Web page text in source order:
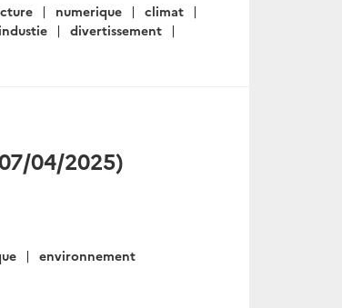
numerique
climat
industie
divertissement
04/2025)
environnement